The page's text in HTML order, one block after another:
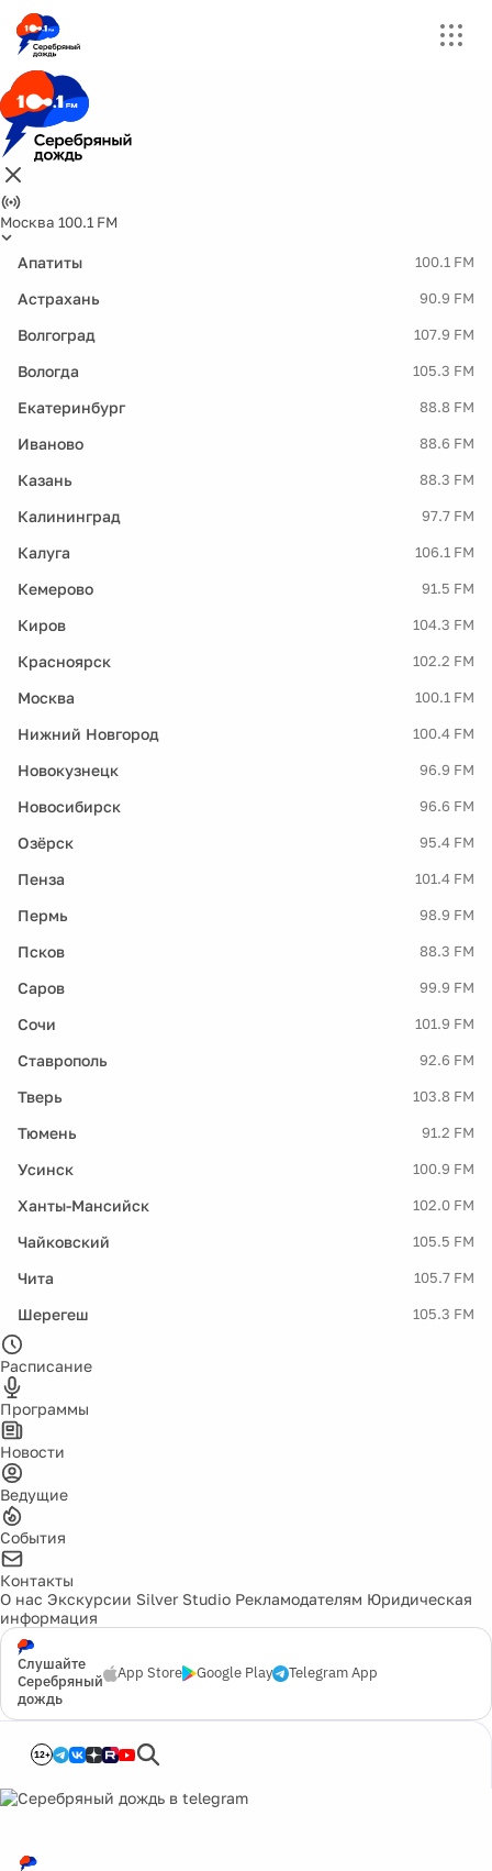
Москва 100.1 FM
Апатиты 100.1 FM
Астрахань 90.9 FM
Волгоград 107.9 FM
Вологда 105.3 FM
Екатеринбург 88.8 FM
Иваново 88.6 FM
Казань 88.3 FM
Калининград 97.7 FM
Калуга 106.1 FM
Кемерово 91.5 FM
Киров 104.3 FM
Красноярск 102.2 FM
Москва 100.1 FM
Нижний Новгород 100.4 FM
Новокузнецк 96.9 FM
Новосибирск 96.6 FM
Озёрск 95.4 FM
Пенза 101.4 FM
Пермь 98.9 FM
Псков 88.3 FM
Саров 99.9 FM
Сочи 101.9 FM
Ставрополь 92.6 FM
Тверь 103.8 FM
Тюмень 91.2 FM
Усинск 100.9 FM
Ханты-Мансийск 102.0 FM
Чайковский 105.5 FM
Чита 105.7 FM
Шерегеш 105.3 FM
Расписание
Программы
Новости
Ведущие
События
Контакты
О нас Экскурсии Silver Studio Рекламодателям Юридическая
информация
Слушайте
Серебряный
дождь
App Store Google Play Telegram App
12+